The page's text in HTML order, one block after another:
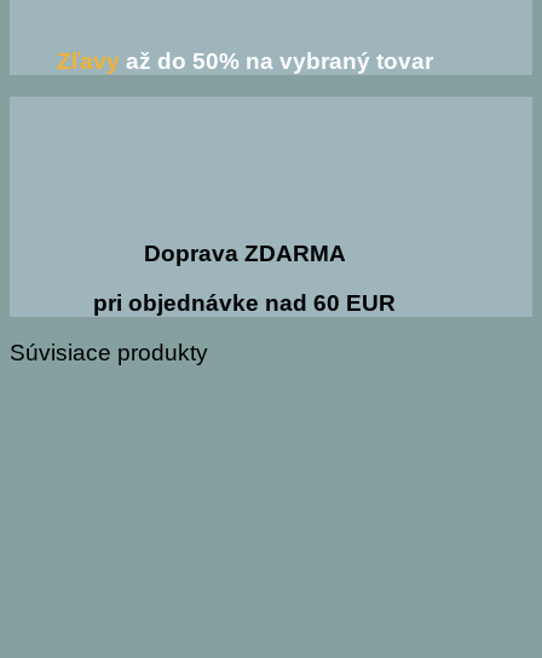
Zľavyaž do 50% na vybraný tovar
Doprava ZDARMA
pri objednávke nad 60 EUR
Súvisiace produkty